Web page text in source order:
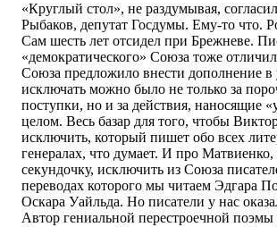
«Круглый стол», не раздумывая,
Рыбаков, депутат Госдумы. Ему-то что.
Сам шесть лет отсидел при Брежневе.
«демократического» Союза тоже
Союза предложило внести дополнение в
исключать можно было не только за
поступки, но и за действия, наносящие
целом. Весь базар для того, чтобы
исключить, который пишет обо всех
генералах, что думает. И про
секундочку, исключить из Союза
переводах которого мы читаем Эдгара
Оскара Уайльда. Но писатели у нас
Автор гениальной перестроечной